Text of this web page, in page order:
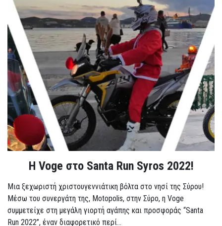
Η Voge στο Santa Run Syros 2022!
Μια ξεχωριστή χριστουγεννιάτικη βόλτα στο νησί της Σύρου!
Μέσω του συνεργάτη της, Motopolis, στην Σύρο, η Voge
συμμετείχε στη μεγάλη γιορτή αγάπης και προσφοράς “Santa
Run 2022”, έναν διαφορετικό περί...